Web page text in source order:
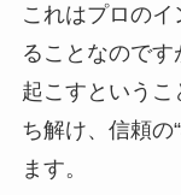
これはプロの
ることなので
起こすという
ち解け、信頼の
ます。